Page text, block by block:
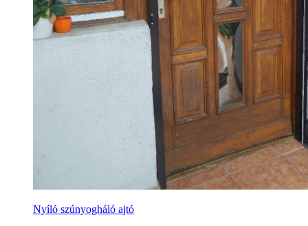
Nyíló szúnyogháló ajtó